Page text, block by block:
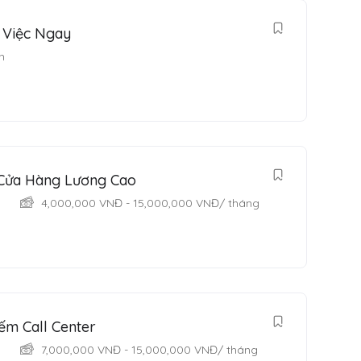
Ngay
Hàng Lương Cao
4,000,000 VNĐ - 15,000,000 VNĐ/ tháng
Call Center
7,000,000 VNĐ - 15,000,000 VNĐ/ tháng